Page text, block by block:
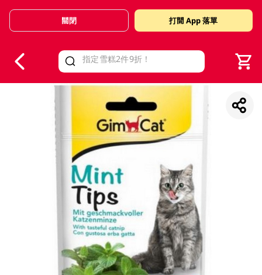
Valid Until 30 June 2026
關閉 打開 App 落單